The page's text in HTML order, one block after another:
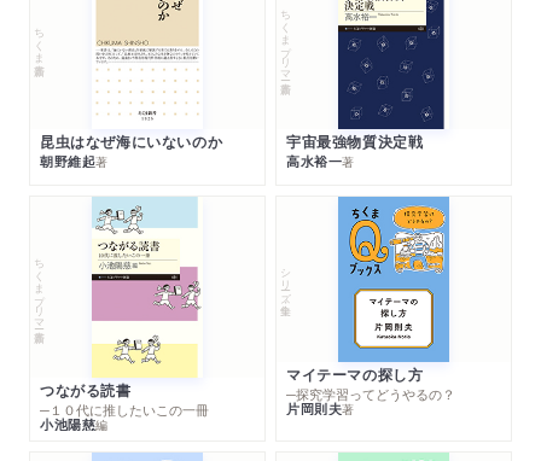
ちくま新書
昆虫はなぜ海にいないのか
朝野維起著
ちくまプリマー新書
宇宙最強物質決定戦
高水裕一著
ちくまプリマー新書
つながる読書
─１０代に推したいこの一冊
小池陽慈編
シリーズ・全集
マイテーマの探し方
─探究学習ってどうやるの？
片岡則夫著